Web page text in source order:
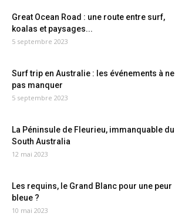
Great Ocean Road : une route entre surf,
koalas et paysages...
5 septembre 2023
Surf trip en Australie : les événements à ne
pas manquer
5 septembre 2023
La Péninsule de Fleurieu, immanquable du
South Australia
12 mai 2023
Les requins, le Grand Blanc pour une peur
bleue ?
10 mai 2023